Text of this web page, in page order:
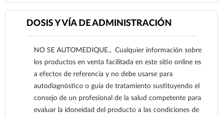
hidratación duradera. Adecuada para uso diario,
para aquellos con piel sensible o propensa a la
irritación.
DOSIS Y VÍA DE ADMINISTRACIÓN
NO SE AUTOMEDIQUE., Cualquier información sobre
los productos en venta facilitada en este sitio online es
a efectos de referencia y no debe usarse para
autodiagnóstico o guía de tratamiento sustituyendo el
consejo de un profesional de la salud competente para
evaluar la idoneidad del producto a las condiciones de